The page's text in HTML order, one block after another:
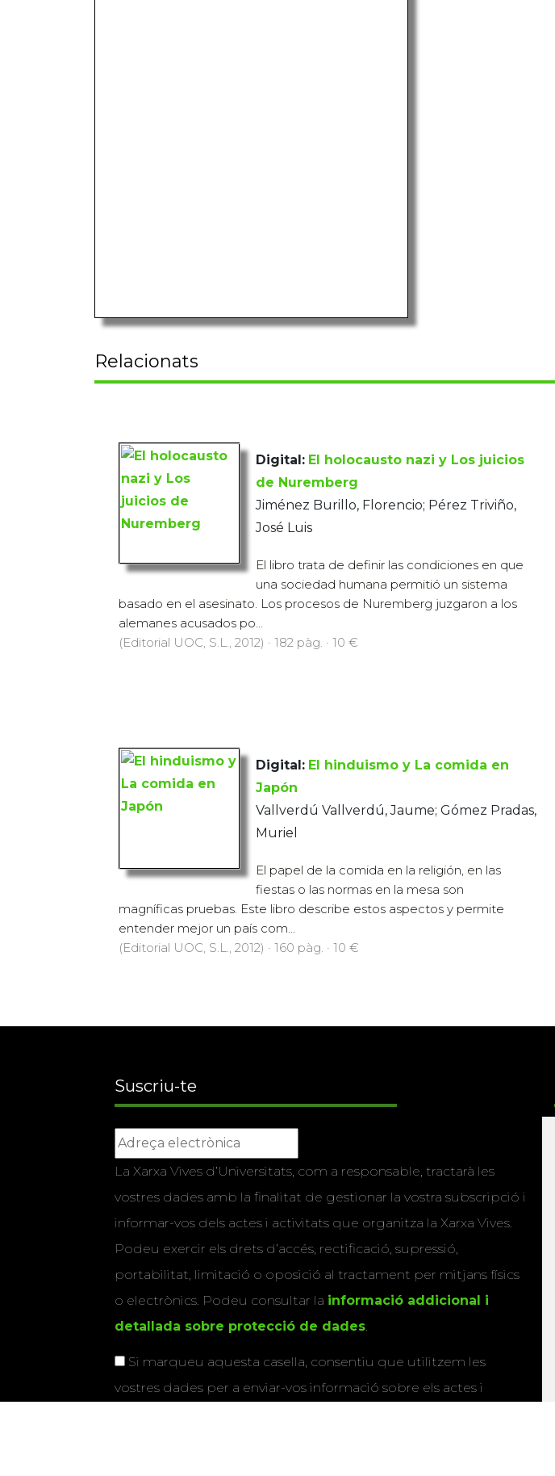
Relacionats
Digital: El holocausto nazi y Los juicios
de Nuremberg
Jiménez Burillo, Florencio; Pérez Triviño,
José Luis
El libro trata de definir las condiciones en que
una sociedad humana permitió un sistema
basado en el asesinato. Los procesos de Nuremberg juzgaron a los
alemanes acusados po...
(Editorial UOC, S.L., 2012) · 182 pàg. · 10 €
Digital: El hinduismo y La comida en
Japón
Vallverdú Vallverdú, Jaume; Gómez Pradas,
Muriel
El papel de la comida en la religión, en las
fiestas o las normas en la mesa son
magníficas pruebas. Este libro describe estos aspectos y permite
entender mejor un país com...
(Editorial UOC, S.L., 2012) · 160 pàg. · 10 €
Suscriu-te
La Xarxa Vives d’Universitats, com a responsable, tractarà les
vostres dades amb la finalitat de gestionar la vostra subscripció i
informar-vos dels actes i activitats que organitza la Xarxa Vives.
Podeu exercir els drets d’accés, rectificació, supressió,
portabilitat, limitació o oposició al tractament per mitjans físics
o electrònics. Podeu consultar la informació addicional i
detallada sobre protecció de dades
Si marqueu aquesta casella, consentiu que utilitzem les
vostres dades per a enviar-vos informació sobre els actes i